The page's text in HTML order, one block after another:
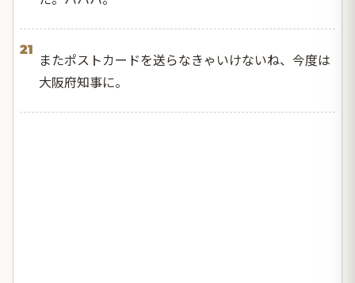
21
またポストカードを送らなきゃいけないね、今度は
大阪府知事に。